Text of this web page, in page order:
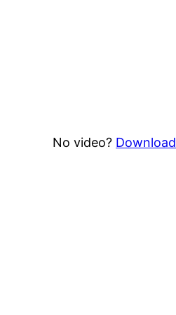
No video? Download